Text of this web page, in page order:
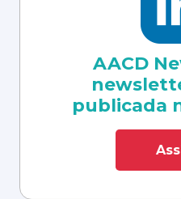
AACD
publicada